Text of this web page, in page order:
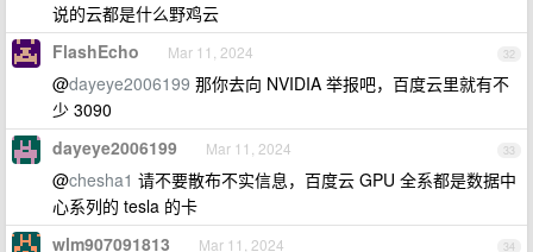
说的云都是什么野鸡云
32
FlashEcho Mar 11, 2024
@dayeye2006199 那你去向 NVIDIA 举报吧，百度云里就有不
少 3090
33
dayeye2006199 Mar 11, 2024
@chesha1 请不要散布不实信息，百度云 GPU 全系都是数据中
心系列的 tesla 的卡
34
wlm907091813 Mar 11, 2024